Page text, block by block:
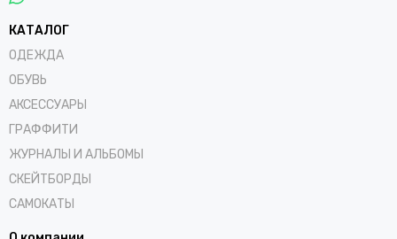
КАТАЛОГ
ОДЕЖДА
ОБУВЬ
АКСЕССУАРЫ
ГРАФФИТИ
ЖУРНАЛЫ И АЛЬБОМЫ
СКЕЙТБОРДЫ
САМОКАТЫ